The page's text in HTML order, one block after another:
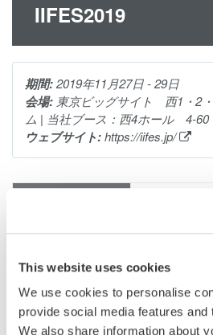
This website uses cookies
We use cookies to personalise
provide social media features and
We also share information about
IIFES2019
￥1,000（税込
YOKOGAWA特設サイト
https://
出展内容
YOKOGAWAで
で、つないで、
期間:2019年11月27日 - 29日
会場: 東京ビッグサイト 西1・2
ム | 当社ブース：西4ホール 4-60
ウェブサイト:https://iifes.jp/